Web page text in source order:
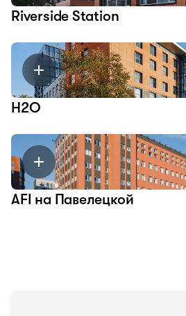
Riverside Station
H2O
AFI на Павелецкой